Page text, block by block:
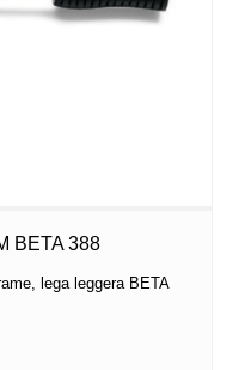
BETA 388
lega leggera BETA